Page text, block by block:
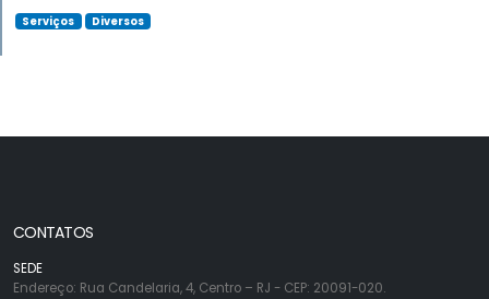
Serviços Diversos
CONTATOS
SEDE
Endereço: Rua Candelaria, 4, Centro – RJ - CEP: 20091-020.